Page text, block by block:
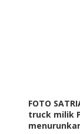
FOTO
truck milik